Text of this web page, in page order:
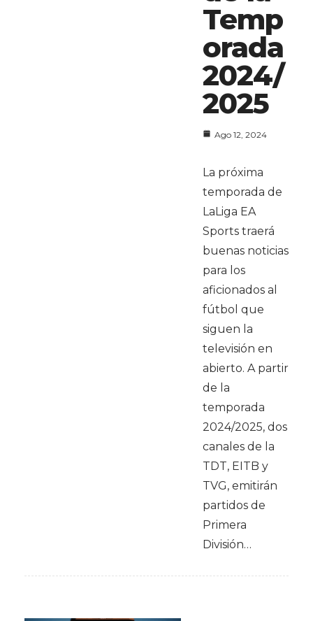
Temp
orada
2024/
2025
Ago 12, 2024
La próxima
temporada de
LaLiga EA
Sports traerá
buenas noticias
para los
aficionados al
fútbol que
siguen la
televisión en
abierto. A partir
de la
temporada
2024/2025, dos
canales de la
TDT, EITB y
TVG, emitirán
partidos de
Primera
División…